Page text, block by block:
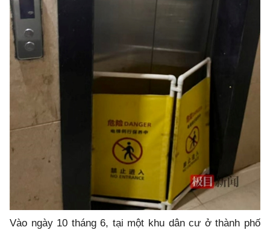
Vào ngày 10 tháng 6, tại một khu dân cư ở thành phố